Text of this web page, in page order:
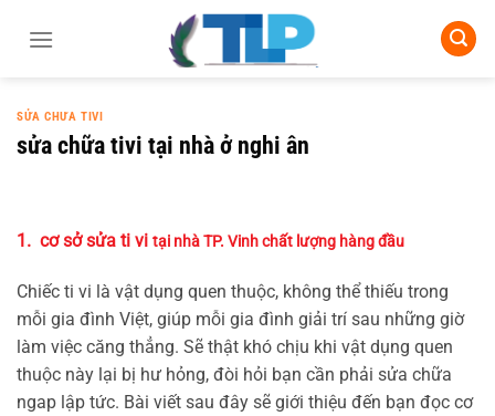
SỬA CHƯA TIVI
sửa chữa tivi tại nhà ở nghi ân
1. cơ sở sửa ti vi tại nhà TP. Vinh chất lượng hàng đầu
Chiếc ti vi là vật dụng quen thuộc, không thể thiếu trong
mỗi gia đình Việt, giúp mỗi gia đình giải trí sau những giờ
làm việc căng thẳng. Sẽ thật khó chịu khi vật dụng quen
thuộc này lại bị hư hỏng, đòi hỏi bạn cần phải sửa chữa
ngap lập tức. Bài viết sau đây sẽ giới thiệu đến bạn đọc cơ